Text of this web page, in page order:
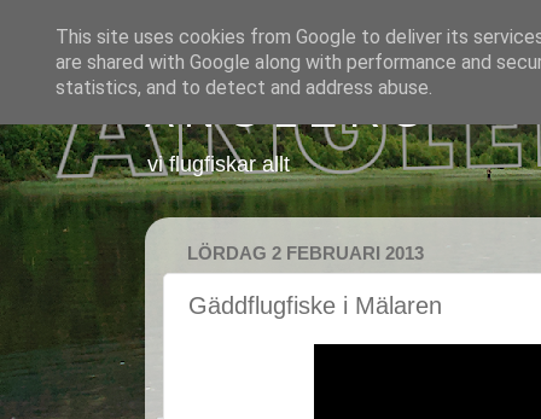
A N G L E R S
vi flugfiskar allt
LÖRDAG 2 FEBRUARI 2013
Gäddflugfiske i Mälaren
This site uses cookies from Google to deliver its
are shared with Google along with performance and
statistics, and to detect and address abuse.